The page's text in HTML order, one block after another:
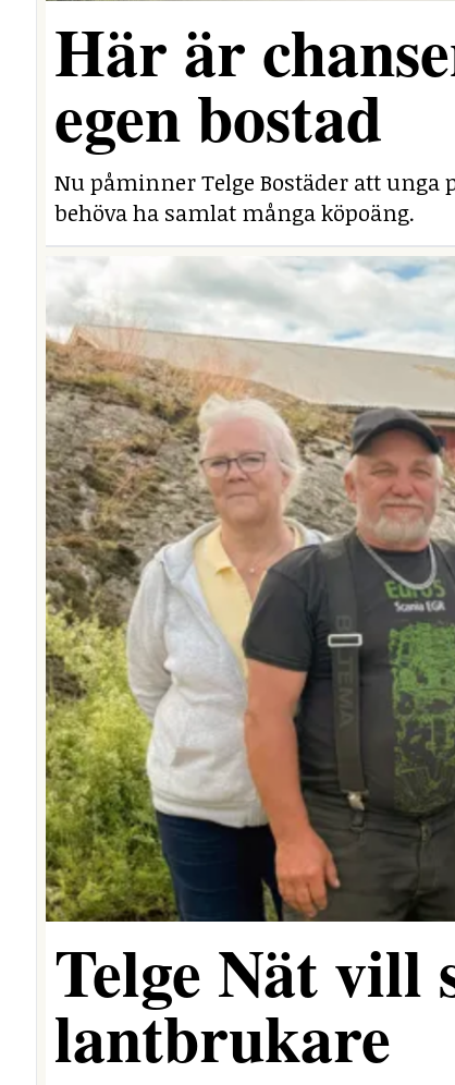
Här är
egen bostad
Nu påminner Telge Bostäder att
behöva ha samlat många köpoäng.
Telge Nät vill
lantbrukare